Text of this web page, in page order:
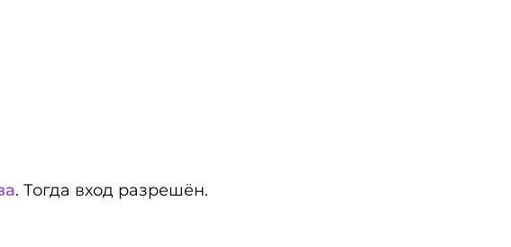
. Тогда вход разрешён.